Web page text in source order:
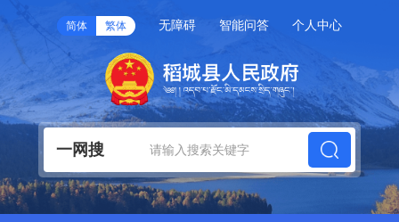
简体 繁体 无障碍 智能问答 个人中心
一网搜